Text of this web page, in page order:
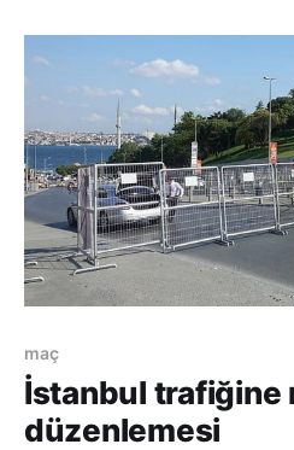
maç
İstanbul trafiğine
düzenlemesi